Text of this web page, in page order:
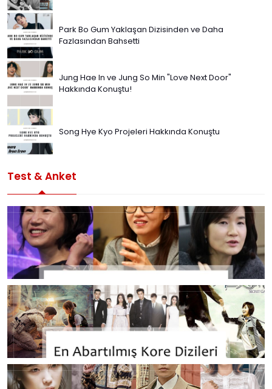
Park Bo Gum Yaklaşan Dizisinden ve Daha
Fazlasından Bahsetti
Jung Hae In ve Jung So Min "Love Next Door"
Hakkında Konuştu!
Song Hye Kyo Projeleri Hakkında Konuştu
Test & Anket